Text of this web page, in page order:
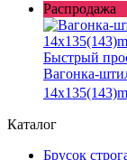
Распродажа
Быстрый
Вагонка-
Каталог
Брусок